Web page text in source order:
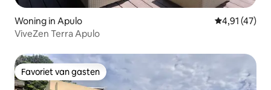
Woning in Apulo Gemiddelde
4,91 (47)
ViveZen Terra Apulo
Favoriet van gasten
Favoriet van gasten